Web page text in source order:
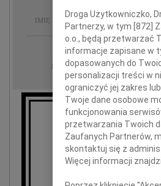
IMIĘ I NAZWISKO: Jacek
REGION: Rzeszów
DATA EMISJI: 22.10.2012
Z
Droga Użytkowniczko,
Partnerzy, w tym [872]
o.o., będą przetwarzać
informacje zapisane w
dopasowanych do
personalizacji treści w
ograniczyć jej zakres
Twoje dane osobowe
funkcjonowania
przetwarzania Twoich
Zaufanych Partnerów,
skontaktuj się z
Więcej informacji